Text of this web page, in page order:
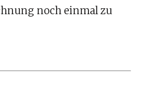
noch einmal zu